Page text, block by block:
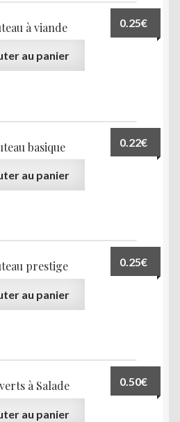
à viande 0.25€
au panier
basique 0.22€
au panier
prestige 0.25€
au panier
à Salade 0.50€
au panier